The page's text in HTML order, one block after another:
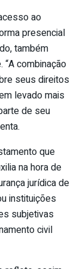
ao
presencial
também
combinação
seus direitos
levado mais
de seu
que
na hora de
jurídica de
instituições
subjetivas
civil